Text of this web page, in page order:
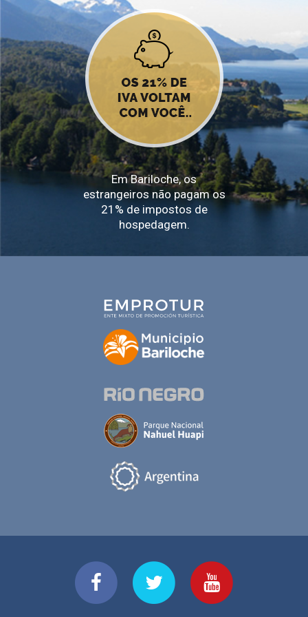
Em Bariloche, os
estrangeiros não pagam os
21% de impostos de
hospedagem.